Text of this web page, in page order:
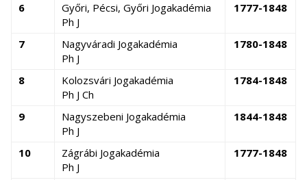
6
Győri, Pécsi, Győri Jogakadémia
Ph J
1777-1848
7
Nagyváradi Jogakadémia
Ph J
1780-1848
8
Kolozsvári Jogakadémia
Ph J Ch
1784-1848
9
Nagyszebeni Jogakadémia
Ph J
1844-1848
10
Zágrábi Jogakadémia
Ph J
1777-1848